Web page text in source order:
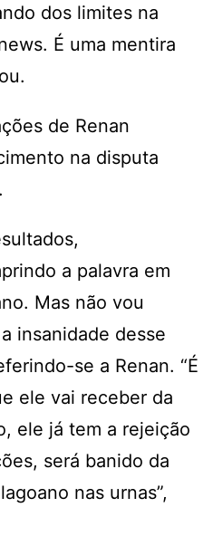
dos limites na
É uma mentira
de Renan
na disputa
a palavra em
Mas não vou
insanidade desse
se a Renan. “É
ele vai receber da
ele já tem a rejeição
será banido da
nas urnas”,